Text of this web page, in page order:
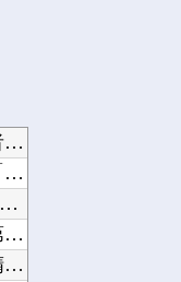
【ダークギャザリング】 人格者たちか？
【エヴァンゲリオン】 ロボ道「エヴァンゲリオン弐号機（TVシリーズVer.）」ア...
【ガンプラ】 PGU νガンダム、4割引きの店舗が現れる…安いけど置く場所が…
【転生賢者の異世界ライフ】 第8話 感想 討伐じゃなくて生態系破壊（定期【第二の...
【ウルトラマンアーク】 敵の精神攻撃がきつすぎる…